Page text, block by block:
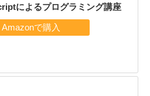
によるプログラミング講座